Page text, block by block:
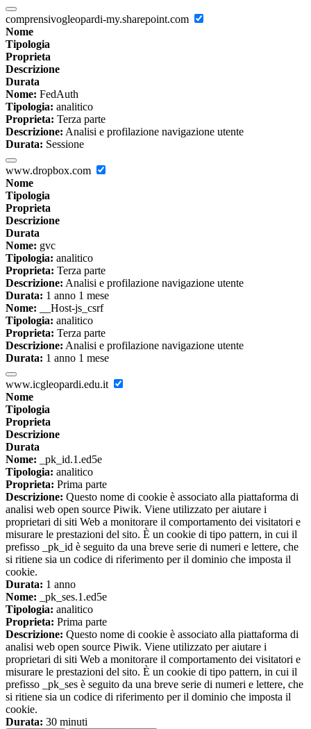
comprensivogleopardi-my.sharepoint.com
Nome
Tipologia
Proprieta
Descrizione
Durata
Nome: FedAuth
Tipologia: analitico
Proprieta: Terza parte
Descrizione: Analisi e profilazione navigazione utente
Durata: Sessione
www.dropbox.com
Nome
Tipologia
Proprieta
Descrizione
Durata
Nome: gvc
Tipologia: analitico
Proprieta: Terza parte
Descrizione: Analisi e profilazione navigazione utente
Durata: 1 anno 1 mese
Nome: __Host-js_csrf
Tipologia: analitico
Proprieta: Terza parte
Descrizione: Analisi e profilazione navigazione utente
Durata: 1 anno 1 mese
www.icgleopardi.edu.it
Nome
Tipologia
Proprieta
Descrizione
Durata
Nome: _pk_id.1.ed5e
Tipologia: analitico
Proprieta: Prima parte
Descrizione: Questo nome di cookie è associato alla piattaforma di
analisi web open source Piwik. Viene utilizzato per aiutare i
proprietari di siti Web a monitorare il comportamento dei visitatori e
misurare le prestazioni del sito. È un cookie di tipo pattern, in cui il
prefisso _pk_id è seguito da una breve serie di numeri e lettere, che
si ritiene sia un codice di riferimento per il dominio che imposta il
cookie.
Durata: 1 anno
Nome: _pk_ses.1.ed5e
Tipologia: analitico
Proprieta: Prima parte
Descrizione: Questo nome di cookie è associato alla piattaforma di
analisi web open source Piwik. Viene utilizzato per aiutare i
proprietari di siti Web a monitorare il comportamento dei visitatori e
misurare le prestazioni del sito. È un cookie di tipo pattern, in cui il
prefisso _pk_ses è seguito da una breve serie di numeri e lettere, che
si ritiene sia un codice di riferimento per il dominio che imposta il
cookie.
Durata: 30 minuti